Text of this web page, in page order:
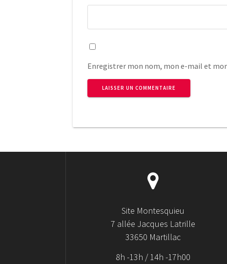
Enregistrer mon nom, mon e-mail et
Site Montesquieu
7 allée Jacques Latrille
33650 Martillac
8h -13h / 14h -17h00